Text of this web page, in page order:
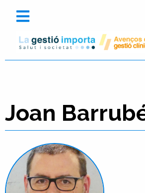
Joan